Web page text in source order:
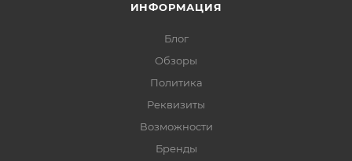
ИНФОРМАЦИЯ
Блог
Обзоры
Политика
Реквизиты
Возможности
Бренды